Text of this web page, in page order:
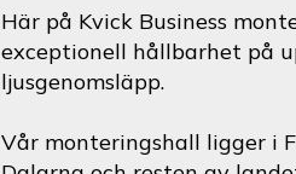
Här på Kvick Business
exceptionell hållbarhet på
ljusgenomsläpp.
Vår monteringshall ligger i